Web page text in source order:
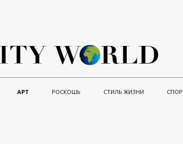
АРТ РОСКОШЬ СТИЛЬ ЖИЗНИ